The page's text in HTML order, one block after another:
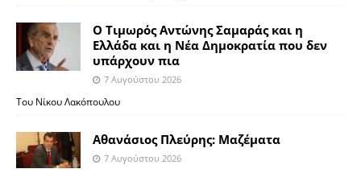
Ο Τιμωρός Αντώνης Σαμαράς και η
Ελλάδα και η Νέα Δημοκρατία που δεν
υπάρχουν πια
7 Αυγούστου 2026
Του Νίκου Λακόπουλου
Αθανάσιος Πλεύρης: Μαζέματα
7 Αυγούστου 2026